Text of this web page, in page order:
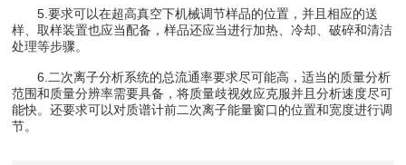
5.要求可以在超高真空下机械调节样品的位置，并且相应的送
样、取样装置也应当配备，样品还应当进行加热、冷却、破碎和清洁
处理等步骤。
6.二次离子分析系统的总流通率要求尽可能高，适当的质量分析
范围和质量分辨率需要具备，将质量歧视效应克服并且分析速度尽可
能快。还要求可以对质谱计前二次离子能量窗口的位置和宽度进行调
节。